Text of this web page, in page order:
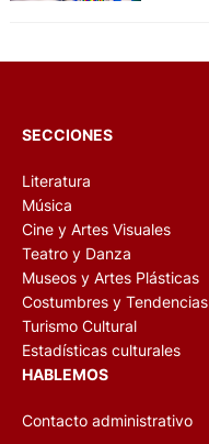
SECCIONES
Literatura
Música
Cine y Artes Visuales
Teatro y Danza
Museos y Artes Plásticas
Costumbres y Tendencias
Turismo Cultural
Estadísticas culturales
HABLEMOS
Contacto administrativo